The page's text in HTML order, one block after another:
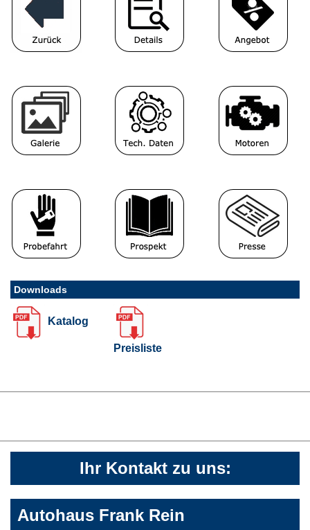
Downloads
Katalog
Preisliste
Ihr Kontakt zu uns:
Autohaus Frank Rein